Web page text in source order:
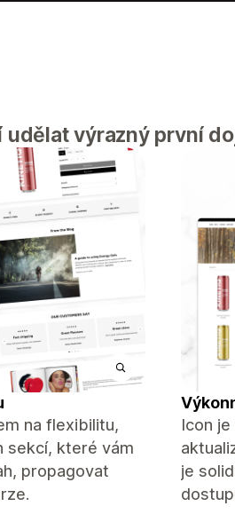
výrazný první
na flexibilitu,
sekcí, které vám
propagovat
Icon
je